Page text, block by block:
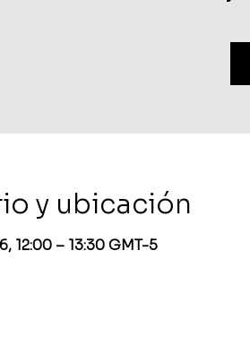
y ubicación
12:00 – 13:30 GMT-5